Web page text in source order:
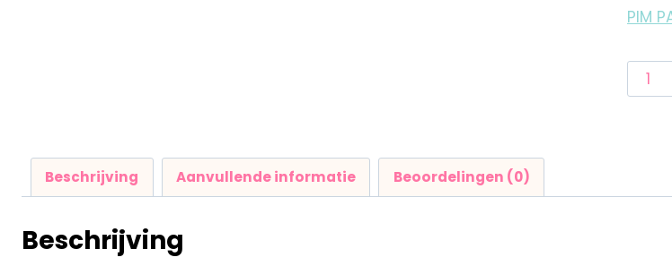
PIM
Beschrijving Aanvullende informatie Beoordelingen (0)
Beschrijving